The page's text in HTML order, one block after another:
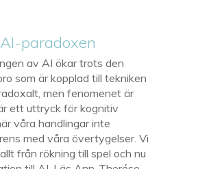
paradoxen
av AI ökar trots den
som är kopplad till tekniken
men fenomenet är
ett uttryck för kognitiv
våra handlingar inte
med våra övertygelser. Vi
från rökning till spel och nu